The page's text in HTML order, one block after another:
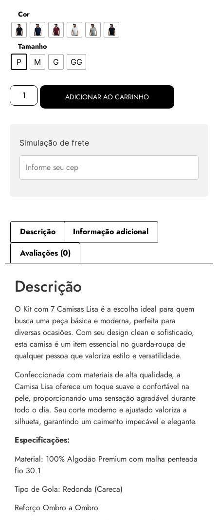
Cor
Tamanho
P
M G GG
ADICIONAR AO CARRINHO
Simulação de frete
Descrição
Informação adicional
Avaliações (0)
Descrição
O Kit com 7 Camisas Lisa é a escolha ideal para quem
busca uma peça básica e moderna, perfeita para
diversas ocasiões. Com seu design clean e sofisticado,
esta camisa é um item essencial no guarda-roupa de
qualquer pessoa que valoriza estilo e versatilidade.
Confeccionada com materiais de alta qualidade, a
Camisa Lisa oferece um toque suave e confortável na
pele, proporcionando uma sensação agradável durante
todo o dia. Seu corte moderno e ajustado valoriza a
silhueta, garantindo um caimento impecável e elegante.
Especificações:
Material: 100% Algodão Premium com malha penteada
fio 30.1
Tipo de Gola: Redonda (Careca)
Reforço Ombro a Ombro